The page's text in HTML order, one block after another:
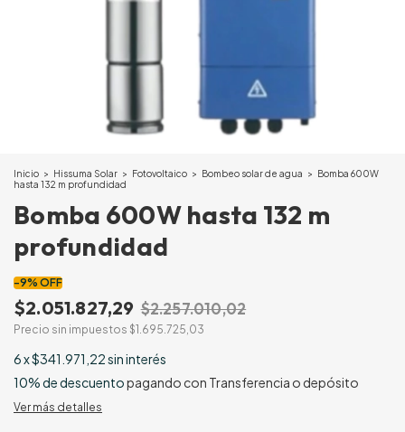
Inicio > Hissuma Solar > Fotovoltaico > Bombeo solar de agua > Bomba 600W
hasta 132 m profundidad
Bomba 600W hasta 132 m
profundidad
-9% OFF
$2.051.827,29 $2.257.010,02
Precio sin impuestos $1.695.725,03
6x$341.971,22sin interés
10% de descuentopagando con Transferencia o depósito
Ver más detalles